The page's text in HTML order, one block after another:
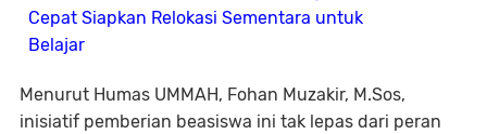
Cepat Siapkan Relokasi Sementara untuk
Belajar
Menurut Humas UMMAH, Fohan Muzakir, M.Sos,
inisiatif pemberian beasiswa ini tak lepas dari peran